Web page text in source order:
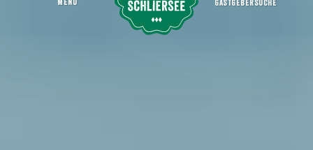
Aktiv sein Afterwork
MENU GASTGEBERSUCHE